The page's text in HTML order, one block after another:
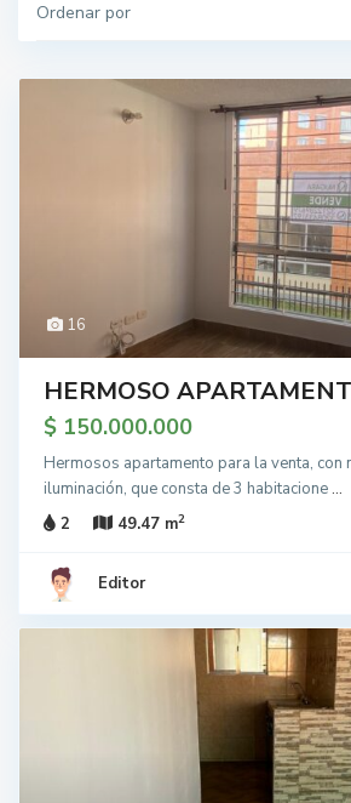
Ordenar por
16
HERMOSO
$ 150.000.000
Hermosos apartamento para la venta, con
iluminación, que consta de 3 habitacione...
2
49.47 m2
Editor